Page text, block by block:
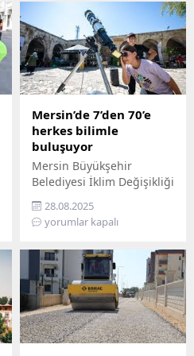
Mersin’de 7’den 70’e
herkes bilimle
buluşuyor
Mersin Büyükşehir
Belediyesi İklim Değişikliği
ve Sıfır Atık Dairesi
Başkanlığı, Mercan 100.
Yıl İklim ve Çevre Bilim
edemeyenler için bilimi
yurttaşın ayağına
götürüyor. ‘Gökyüzü
Hepimizin, Bilim Her
Yerde’ sloganıyla yola
çıkan Büyükşehir,
28.08.2025
yorumlar kapalı